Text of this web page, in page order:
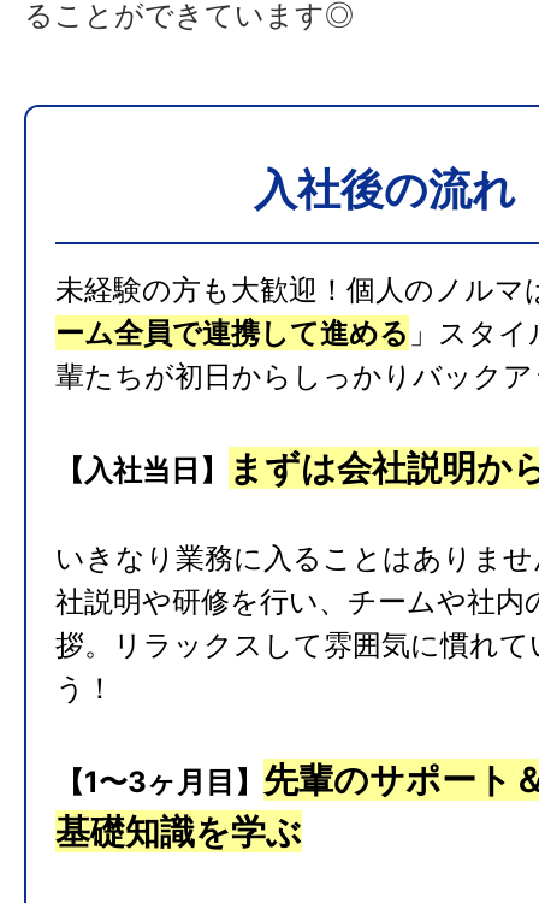
ることができています◎
入社後の流れ
未経験の方も大歓迎！個人のノルマ
ーム全員で連携して進める 」スタ
輩たちが初日からしっかりバック
【入社当日】 まずは会社説明か
いきなり業務に入ることはありま
社説明や研修を行い、チームや社内
拶。リラックスして雰囲気に慣れ
う！
【1〜3ヶ月目】 先輩のサポート
基礎知識を学ぶ